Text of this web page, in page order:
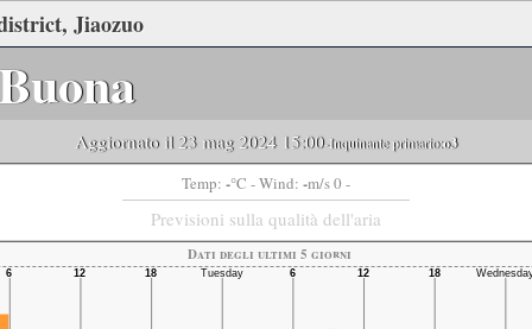
Jiaozuo
Aggiornato il 23 mag 2024 15:00-Inquinante primario:o3
Temp: -°C - Wind: -m/s 0 -
Previsioni sulla qualità dell'aria
Dati degli ultimi 5 giorni